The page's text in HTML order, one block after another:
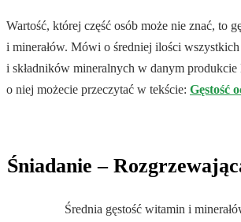
Wartość, której część osób może nie znać, to
i minerałów. Mówi o średniej ilości
i składników mineralnych w danym
o niej możecie przeczytać w tekście: Gęstość
Śniadanie –
Średnia gęstość witamin i